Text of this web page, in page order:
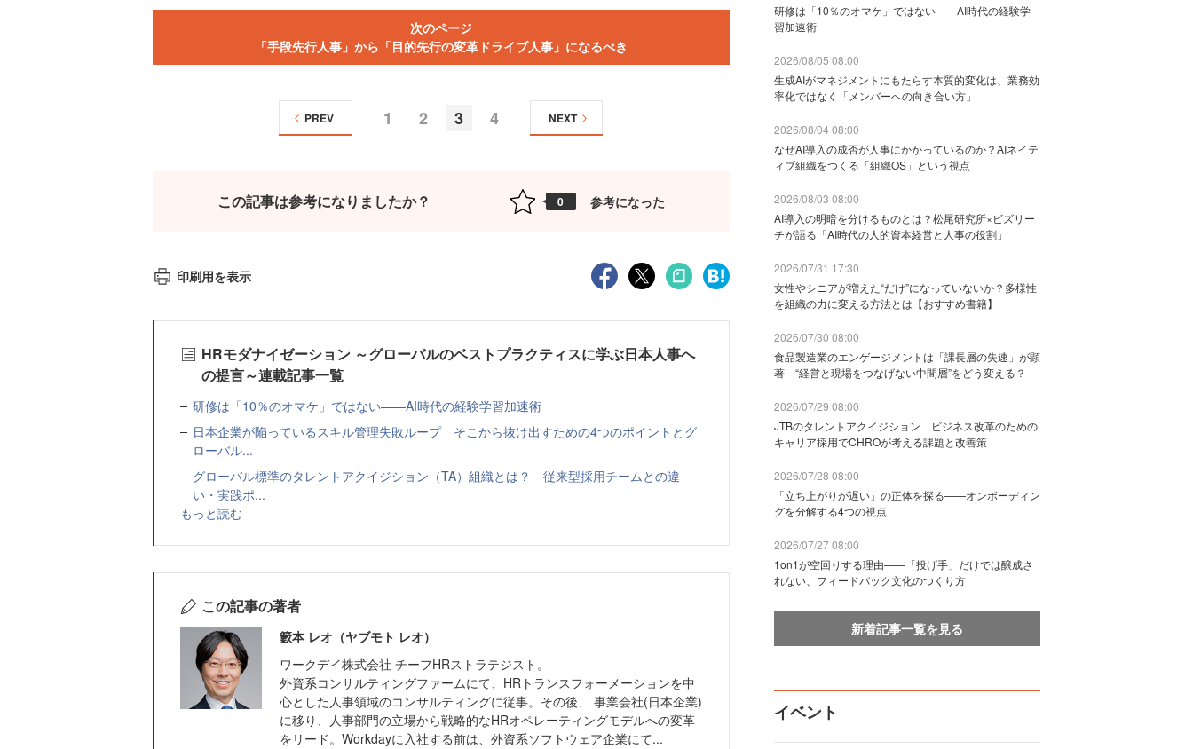
次のページ
「手段先行人事」から「目的先行の変革ドライブ人事」になるべき
1 2 3 4
PREV NEXT
この記事は参考になりましたか？ 0 参考になった
印刷用を表示
HRモダナイゼーション ～グローバルのベストプラクティスに学ぶ日本人事へ
の提言～連載記事一覧
研修は「10％のオマケ」ではない——AI時代の経験学習加速術
日本企業が陥っているスキル管理失敗ループ そこから抜け出すための4つのポイントとグ
ローバル...
グローバル標準のタレントアクイジション（TA）組織とは？ 従来型採用チームとの違
い・実践ポ...
もっと読む
この記事の著者
籔本 レオ（ヤブモト レオ）
ワークデイ株式会社 チーフHRストラテジスト。
外資系コンサルティングファームにて、HRトランスフォーメーションを中
心とした人事領域のコンサルティングに従事。その後、 事業会社(日本企業)
に移り、人事部門の立場から戦略的なHRオペレーティングモデルへの変革
をリード。Workdayに入社する前は、外資系ソフトウェア企業にて...
研修は「10％のオマケ」ではない——AI時代の経験学
習加速術
2026/08/05 08:00
生成AIがマネジメントにもたらす本質的変化は、業務効
率化ではなく「メンバーへの向き合い方」
2026/08/04 08:00
なぜAI導入の成否が人事にかかっているのか？AIネイテ
ィブ組織をつくる「組織OS」という視点
2026/08/03 08:00
AI導入の明暗を分けるものとは？松尾研究所×ビズリー
チが語る「AI時代の人的資本経営と人事の役割」
2026/07/31 17:30
女性やシニアが増えた“だけ”になっていないか？多様性
を組織の力に変える方法とは【おすすめ書籍】
2026/07/30 08:00
食品製造業のエンゲージメントは「課長層の失速」が顕
著 “経営と現場をつなげない中間層”をどう変える？
2026/07/29 08:00
JTBのタレントアクイジション ビジネス改革のための
キャリア採用でCHROが考える課題と改善策
2026/07/28 08:00
「立ち上がりが遅い」の正体を探る——オンボーディン
グを分解する4つの視点
2026/07/27 08:00
1on1が空回りする理由——「投げ手」だけでは醸成さ
れない、フィードバック文化のつくり方
新着記事一覧を見る
イベント